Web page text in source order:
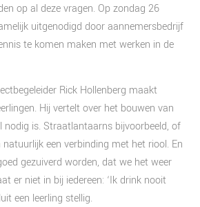
op al deze vragen. Op zondag 26
uitgenodigd door aannemersbedrijf
te komen maken met werken in de
Rick Hollenberg maakt
Hij vertelt over het bouwen van
nodig is. Straatlantaarns bijvoorbeeld, of
een verbinding met het riool. En
gezuiverd worden, dat we het weer
er niet in bij iedereen: ‘Ik drink nooit
een leerling stellig.